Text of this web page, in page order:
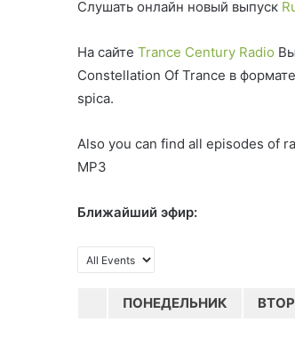
Слушать онлайн новый выпуск
На сайте Trance Century Radio
Constellation Of Trance в
spica.
Also you can find all episodes of
MP3
Ближайший эфир:
ПОНЕДЕЛЬНИК